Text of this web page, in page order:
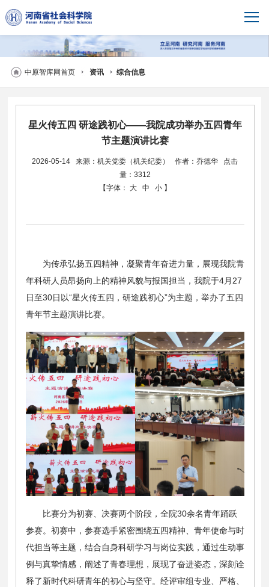
中原智库网首页 资讯 综合信息
星火传五四 研途践初心——我院成功举办五四青年
节主题演讲比赛
2026-05-14 来源：机关党委（机关纪委） 作者：乔德华
点击
量：3312
【字体：
大 中 小 】
为传承弘扬五四精神，凝聚青年奋进力量，展现我院青
年科研人员昂扬向上的精神风貌与报国担当，我院于4月27
日至30日以“星火传五四，研途践初心”为主题，举办了五四
青年节主题演讲比赛。
比赛分为初赛、决赛两个阶段，全院30余名青年踊跃
参赛。初赛中，参赛选手紧密围绕五四精神、青年使命与时
代担当等主题，结合自身科研学习与岗位实践，通过生动事
例与真挚情感，阐述了青春理想，展现了奋进姿态，深刻诠
释了新时代科研青年的初心与坚守。经评审组专业、严格、